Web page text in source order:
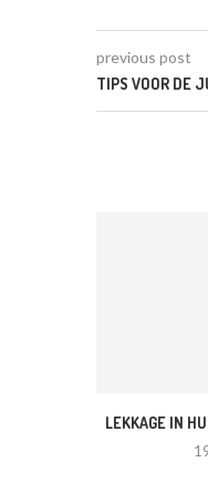
previous post
TIPS VOOR DE
LEKKAGE IN